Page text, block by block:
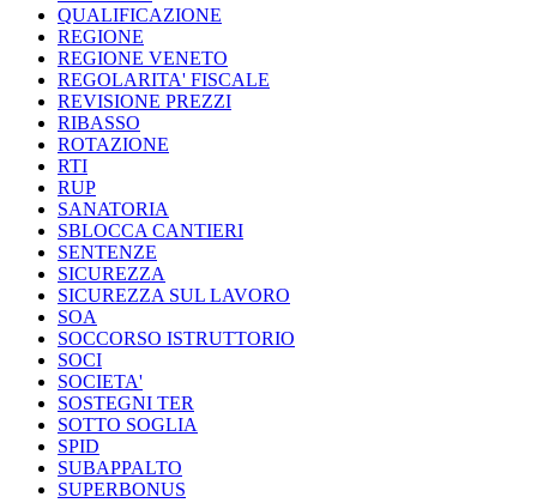
QUALIFICAZIONE
REGIONE
REGIONE VENETO
REGOLARITA' FISCALE
REVISIONE PREZZI
RIBASSO
ROTAZIONE
RTI
RUP
SANATORIA
SBLOCCA CANTIERI
SENTENZE
SICUREZZA
SICUREZZA SUL LAVORO
SOA
SOCCORSO ISTRUTTORIO
SOCI
SOCIETA'
SOSTEGNI TER
SOTTO SOGLIA
SPID
SUBAPPALTO
SUPERBONUS